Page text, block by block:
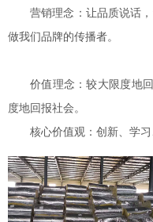
营销理念：让品质说话
做我们品牌的传播者。
价值理念：较大限度地
度地回报社会。
核心价值观：创新、学习